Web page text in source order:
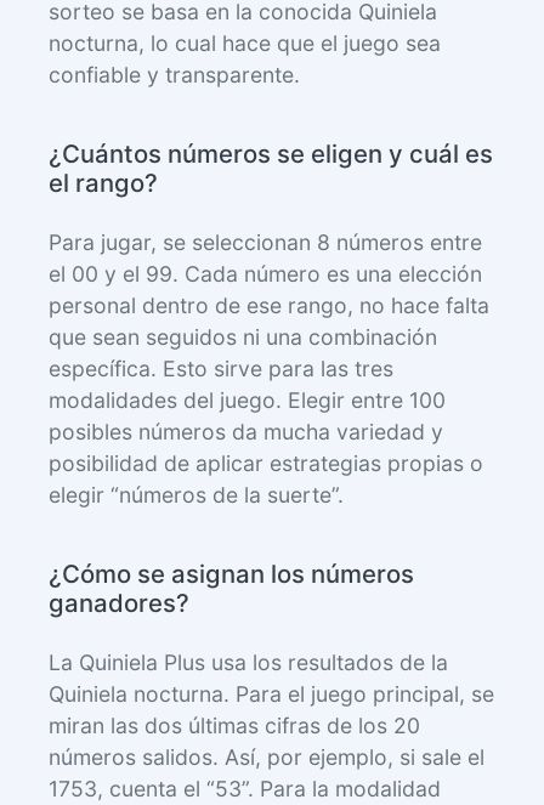
sorteo se basa en la conocida Quiniela
nocturna, lo cual hace que el juego sea
confiable y transparente.
¿Cuántos números se eligen y cuál es
el rango?
Para jugar, se seleccionan 8 números entre
el 00 y el 99. Cada número es una elección
personal dentro de ese rango, no hace falta
que sean seguidos ni una combinación
específica. Esto sirve para las tres
modalidades del juego. Elegir entre 100
posibles números da mucha variedad y
posibilidad de aplicar estrategias propias o
elegir “números de la suerte”.
¿Cómo se asignan los números
ganadores?
La Quiniela Plus usa los resultados de la
Quiniela nocturna. Para el juego principal, se
miran las dos últimas cifras de los 20
números salidos. Así, por ejemplo, si sale el
1753, cuenta el “53”. Para la modalidad